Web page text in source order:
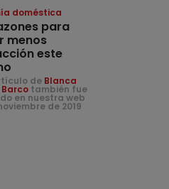
doméstica
para
menos
este
de Blanca
también fue
en nuestra web
de 2019